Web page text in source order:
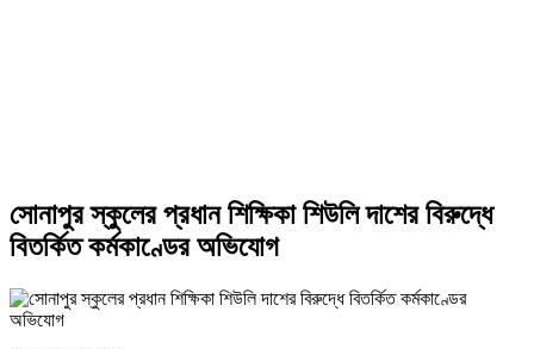
সোনাপুর স্কুলের প্রধান শিক্ষিকা শিউলি দাশের বিরুদ্ধে
বিতর্কিত কর্মকাণ্ডের অভিযোগ